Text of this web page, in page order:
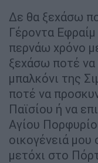
Δε θα ξεχάσω
Γέροντα
περνάω χρόνο
ξεχάσω ποτέ
μπαλκόνι της
ποτέ να
Παϊσίου ή να
Αγίου
οικογένειά
μετόχι στο